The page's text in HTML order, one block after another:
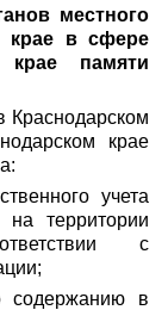
местного
крае в сфере
крае памяти
Краснодарском
крае
учета
на территории
с
содержанию в